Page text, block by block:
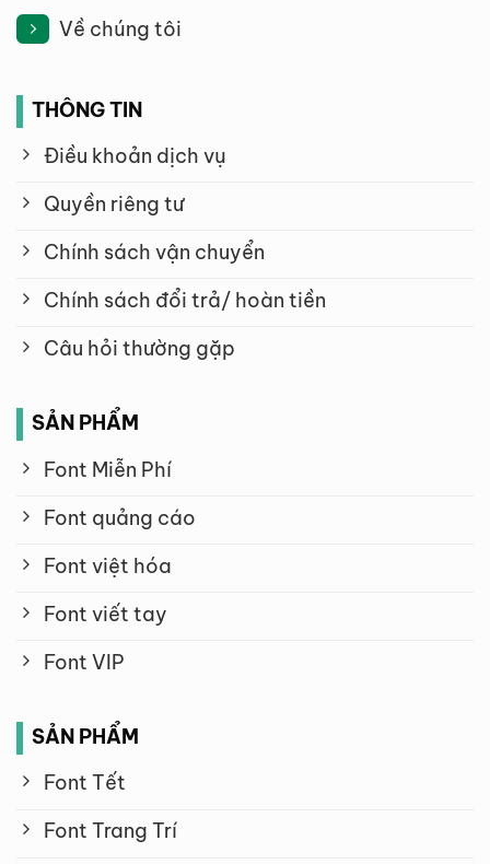
Về chúng tôi
THÔNG TIN
Điều khoản dịch vụ
Quyền riêng tư
Chính sách vận chuyển
Chính sách đổi trả/ hoàn tiền
Câu hỏi thường gặp
SẢN PHẨM
Font Miễn Phí
Font quảng cáo
Font việt hóa
Font viết tay
Font VIP
SẢN PHẨM
Font Tết
Font Trang Trí